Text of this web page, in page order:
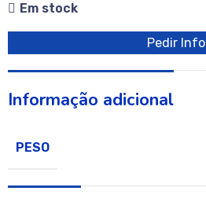
Em stock
Pedir Info
Informação adicional
PESO